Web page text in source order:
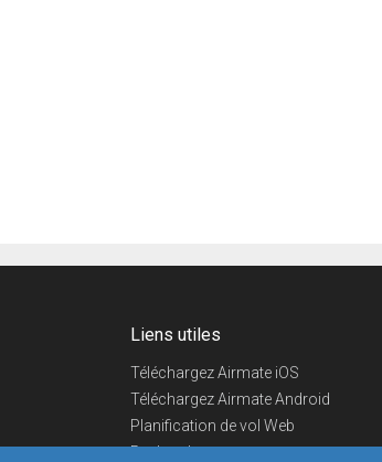
Liens utiles
Téléchargez Airmate iOS
Téléchargez Airmate Android
Planification de vol Web
Recherche